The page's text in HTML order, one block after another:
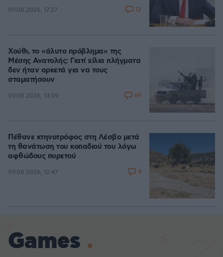
09.08.2026, 17:27 12
Χούθι, το «άλυτο πρόβλημα» της
Μέσης Ανατολής: Γιατί χίλια πλήγματα
δεν ήταν αρκετά για να τους
σταματήσουν
09.08.2026, 13:59 69
Πέθανε κτηνοτρόφος στη Λέσβο μετά
τη θανάτωση του κοπαδιού του λόγω
αφθώδους πυρετού
09.08.2026, 12:47 4
Games